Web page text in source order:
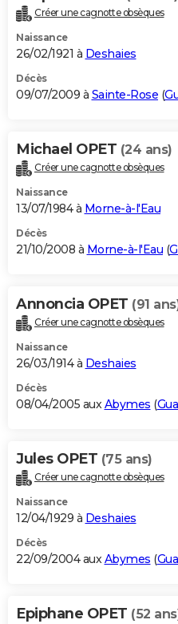
Créer une cagnotte obsèques
Naissance
26/02/1921 à Deshaies
Décès
09/07/2009 à Sainte-Rose (
Michael OPET (24 ans)
Créer une cagnotte obsèques
Naissance
13/07/1984 à Morne-à-l'Eau
Décès
21/10/2008 à Morne-à-l'Eau (
Annoncia OPET (91
Créer une cagnotte obsèques
Naissance
26/03/1914 à Deshaies
Décès
08/04/2005 auxAbymes (
Jules OPET (75 ans)
Créer une cagnotte obsèques
Naissance
12/04/1929 à Deshaies
Décès
22/09/2004 auxAbymes (
Epiphane OPET (52